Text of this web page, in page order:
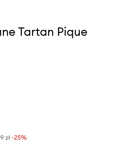
Tartan Pique
zł -25%